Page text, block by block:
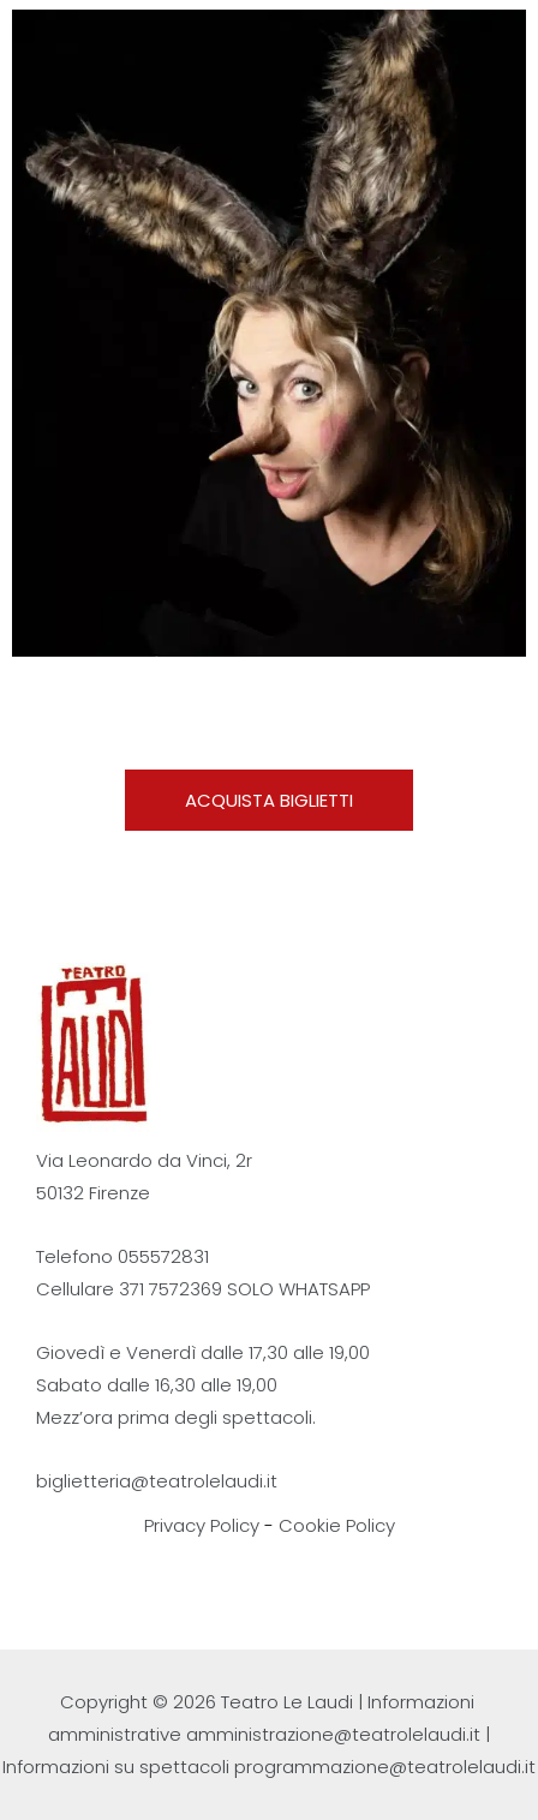
ACQUISTA BIGLIETTI
Via Leonardo da Vinci, 2r
50132 Firenze
Telefono 055572831
Cellulare 371 7572369 SOLO WHATSAPP
Giovedì e Venerdì dalle 17,30 alle 19,00
Sabato dalle 16,30 alle 19,00
Mezz’ora prima degli spettacoli.
biglietteria@teatrolelaudi.it
Privacy Policy- Cookie Policy
Copyright © 2026 Teatro Le Laudi | Informazioni
amministrative amministrazione@teatrolelaudi.it |
Informazioni su spettacoli programmazione@teatrolelaudi.it